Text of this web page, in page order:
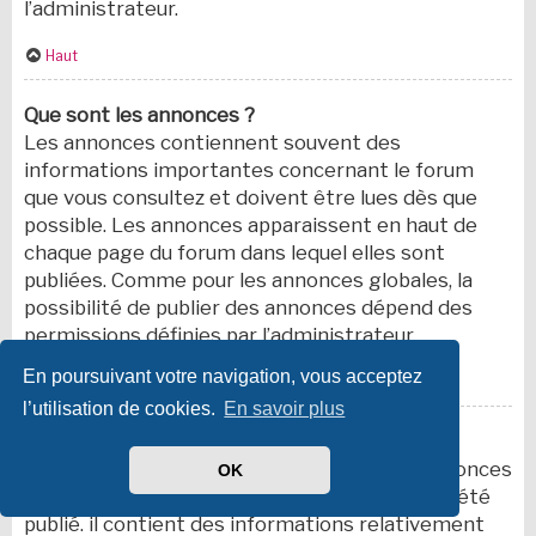
En poursuivant votre navigation, vous acceptez
l’utilisation de cookies. En savoir plus
OK
l’administrateur.
Haut
Que sont les annonces ?
Les annonces contiennent souvent des
informations importantes concernant le forum
que vous consultez et doivent être lues dès que
possible. Les annonces apparaissent en haut de
chaque page du forum dans lequel elles sont
publiées. Comme pour les annonces globales, la
possibilité de publier des annonces dépend des
permissions définies par l’administrateur.
Haut
Que sont les sujets épinglés ?
Un sujet épinglé apparaît en dessous des annonces
sur la première page du forum dans lequel il a été
publié. il contient des informations relativement